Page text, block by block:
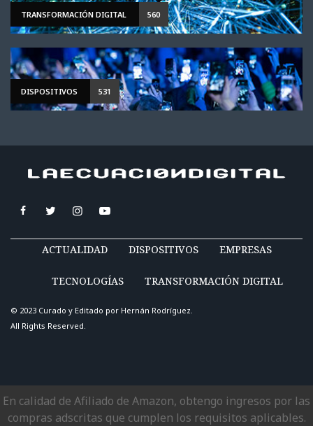
TRANSFORMACIÓN DIGITAL 560
DISPOSITIVOS 531
ACTUALIDAD DISPOSITIVOS EMPRESAS
TECNOLOGÍAS TRANSFORMACIÓN DIGITAL
© 2023 Curado y Editado por Hernán Rodríguez.
All Rights Reserved.
En calidad de Afiliado de Amazon, obtengo ingresos por las
compras adscritas que cumplen los requisitos aplicables.